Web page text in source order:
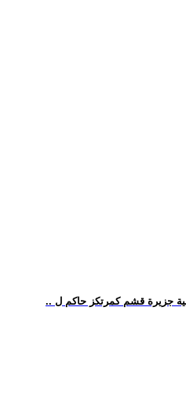
جزيرة قشم كمرتكز حاكم ل